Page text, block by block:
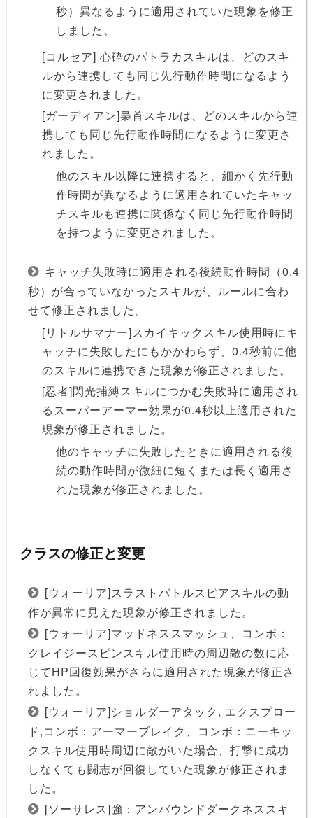
秒）異なるように適用されていた現象を修正
しました。
[コルセア] 心砕のパトラカスキルは、どのスキ
ルから連携しても同じ先行動作時間になるよう
に変更されました。
[ガーディアン]梟首スキルは、どのスキルから連
携しても同じ先行動作時間になるように変更さ
れました。
他のスキル以降に連携すると、細かく先行動
作時間が異なるように適用されていたキャッ
チスキルも連携に関係なく同じ先行動作時間
を持つように変更されました。
キャッチ失敗時に適用される後続動作時間（0.4
秒）が合っていなかったスキルが、ルールに合わ
せて修正されました。
[リトルサマナー]スカイキックスキル使用時にキ
ャッチに失敗したにもかかわらず、0.4秒前に他
のスキルに連携できた現象が修正されました。
[忍者]閃光捕縛スキルにつかむ失敗時に適用され
るスーパーアーマー効果が0.4秒以上適用された
現象が修正されました。
他のキャッチに失敗したときに適用される後
続の動作時間が微細に短くまたは長く適用さ
れた現象が修正されました。
クラスの修正と変更
[ウォーリア]スラストバトルスピアスキルの動
作が異常に見えた現象が修正されました。
[ウォーリア]マッドネススマッシュ、コンボ：
クレイジースピンスキル使用時の周辺敵の数に応
じてHP回復効果がさらに適用された現象が修正さ
れました。
[ウォーリア]ショルダーアタック, エクスプロー
ド,コンボ：アーマーブレイク、コンボ：ニーキッ
クスキル使用時周辺に敵がいた場合、打撃に成功
しなくても闘志が回復していた現象が修正されま
した。
[ソーサレス]強：アンバウンドダークネススキ